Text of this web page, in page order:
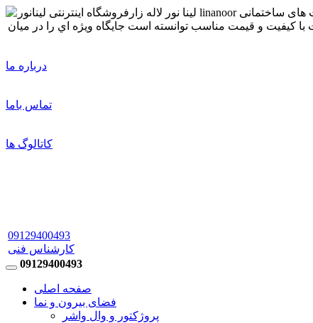
درباره ما
تماس باما
کاتالوگ ها
09129400493
کارشناس فنی
09129400493
صفحه اصلی
فضای بیرون و نما
پروژکتور و وال واشر